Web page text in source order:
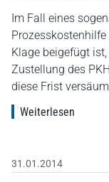
Im Fall eines
Klage beigefügt
Zustellung des
diese Frist
Weiterlesen
31.01.2014